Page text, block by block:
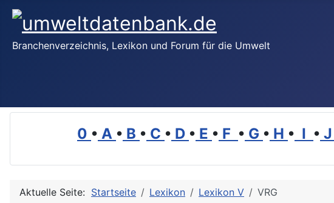
Branchenverzeichnis, Lexikon und Forum für die Umwelt
0 • A • B • C • D • E • F • G • H • I • J
Aktuelle Seite: Startseite Lexikon Lexikon V VRG